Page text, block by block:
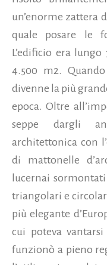
un’enorme zattera
quale posare le
L’edificio era
4.500 m2.
divenne la più
epoca. Oltre
seppe dargli
architettonica con
di mattonelle
lucernai
triangolari e
più elegante
cui poteva
funzionò a pieno